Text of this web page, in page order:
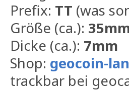
Prefix: TT (was
Größe (ca.):
Dicke (ca.): 7mm
Shop: geocoin-
trackbar bei